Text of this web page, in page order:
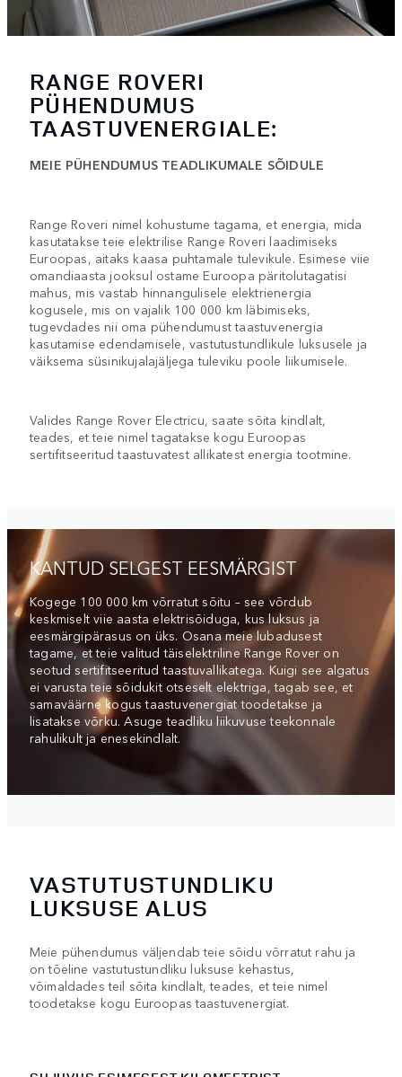
RANGE ROVERI
PÜHENDUMUS
TAASTUVENERGIALE:
MEIE PÜHENDUMUS TEADLIKUMALE SÕIDULE
Range Roveri nimel kohustume tagama, et energia, mida
kasutatakse teie elektrilise Range Roveri laadimiseks
Euroopas, aitaks kaasa puhtamale tulevikule. Esimese viie
omandiaasta jooksul ostame Euroopa päritolutagatisi
mahus, mis vastab hinnangulisele elektrienergia
kogusele, mis on vajalik 100 000 km läbimiseks,
tugevdades nii oma pühendumust taastuvenergia
kasutamise edendamisele, vastutustundlikule luksusele ja
väiksema süsinikujalajäljega tuleviku poole liikumisele.
Valides Range Rover Electricu, saate sõita kindlalt,
teades, et teie nimel tagatakse kogu Euroopas
sertifitseeritud taastuvatest allikatest energia tootmine.
KANTUD SELGEST EESMÄRGIST
Kogege 100 000 km võrratut sõitu – see võrdub
keskmiselt viie aasta elektrisõiduga, kus luksus ja
eesmärgipärasus on üks. Osana meie lubadusest
tagame, et teie valitud täiselektriline Range Rover on
seotud sertifitseeritud taastuvallikatega. Kuigi see algatus
ei varusta teie sõidukit otseselt elektriga, tagab see, et
samaväärne kogus taastuvenergiat toodetakse ja
lisatakse võrku. Asuge teadliku liikuvuse teekonnale
rahulikult ja enesekindlalt.
VASTUTUSTUNDLIKU
LUKSUSE ALUS
Meie pühendumus väljendab teie sõidu võrratut rahu ja
on tõeline vastutustundliku luksuse kehastus,
võimaldades teil sõita kindlalt, teades, et teie nimel
toodetakse kogu Euroopas taastuvenergiat.